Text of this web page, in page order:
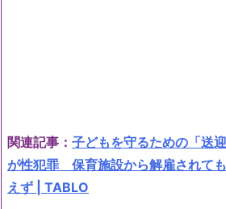
関連記事： 子どもを守るための「送
が性犯罪 保育施設から解雇されて
えず | TABLO